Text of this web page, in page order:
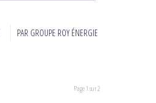
PAR GROUPE ROY ÉNERGIE
Page 1 sur 2